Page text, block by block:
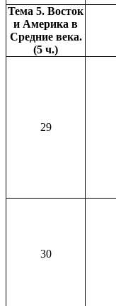
Тема 5. Восток
и Америка в
Средние века.
(5 ч.)
29
30